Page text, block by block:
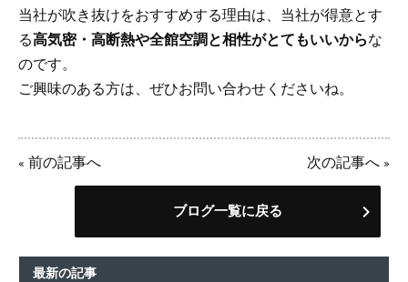
当社が吹き抜けをおすすめする理由は、当社が得意とす
る高気密・高断熱や全館空調と相性がとてもいいからな
のです。
ご興味のある方は、ぜひお問い合わせくださいね。
« 前の記事へ 次の記事へ »
ブログ一覧に戻る
最新の記事